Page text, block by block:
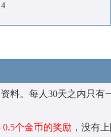
料。每人30天之内只有
0.5个金币的奖励 ，没有